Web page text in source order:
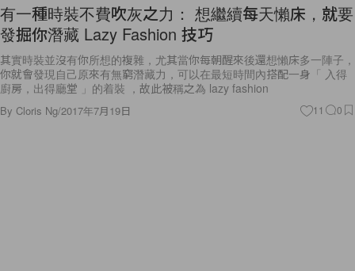
有一種時裝不費吹灰之力： 想繼續每天懶床，就要
發掘你潛藏 Lazy Fashion 技巧
其實時裝並沒有你所想的複雜，尤其當你每朝醒來後還想懶床多一陣子，
你就會發現自己原來有無窮潛藏力，可以在最短時間內搭配一身「 入得
廚房，出得廳堂 」的着裝 ，故此被稱之為 lazy fashion
By Cloris Ng/2017年7月19日 11 0